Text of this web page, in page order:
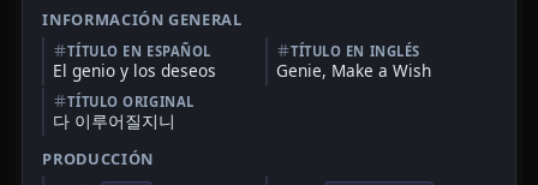
INFORMACIÓN GENERAL
TÍTULO EN ESPAÑOL
El genio y los deseos
TÍTULO EN INGLÉS
Genie, Make a Wish
TÍTULO ORIGINAL
다 이루어질지니
PRODUCCIÓN